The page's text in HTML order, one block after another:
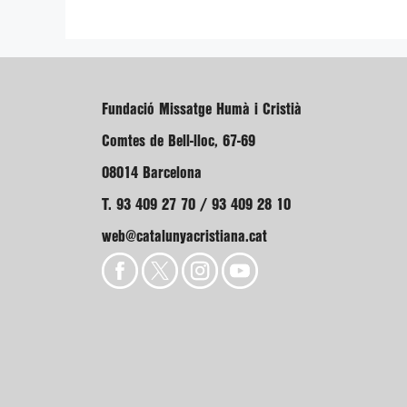
Fundació Missatge Humà i Cristià
Comtes de Bell-lloc, 67-69
08014 Barcelona
T. 93 409 27 70 / 93 409 28 10
web@catalunyacristiana.cat